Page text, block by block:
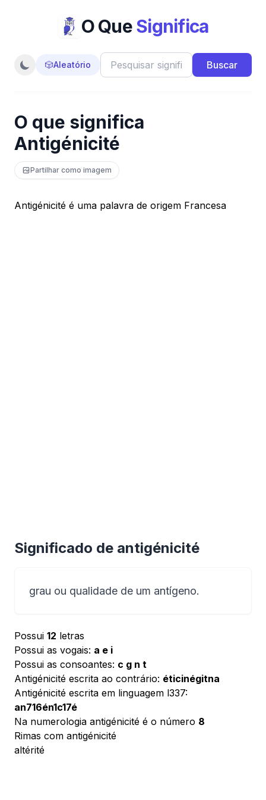
O QueSignifica
🎲Aleatório Buscar
O que significa
Antigénicité
Partilhar como imagem
Antigénicité é uma palavra de origem Francesa
Significado de antigénicité
grau ou qualidade de um antígeno.
Possui 12 letras
Possui as vogais: a e i
Possui as consoantes: c g n t
Antigénicité escrita ao contrário: éticinégitna
Antigénicité escrita em linguagem l337:
an716én1c17é
Na numerologia antigénicité é o número 8
Rimas com antigénicité
altérité